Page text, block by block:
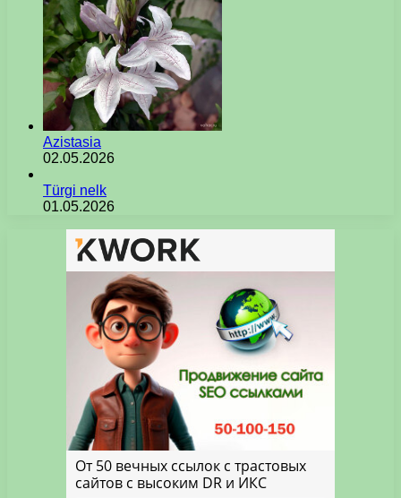
Azistasia
02.05.2026
Türgi nelk
01.05.2026